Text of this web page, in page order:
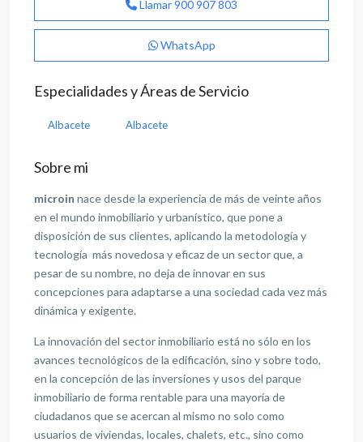
Llamar900 907 803
WhatsApp
Especialidades y Áreas de Servicio
Albacete Albacete
Sobre mi
microin nace desde la experiencia de más de veinte años
en el mundo inmobiliario y urbanístico, que pone a
disposición de sus clientes, aplicando la metodología y
tecnología más novedosa y eficaz de un sector que, a
pesar de su nombre, no deja de innovar en sus
concepciones para adaptarse a una sociedad cada vez más
dinámica y exigente.
La innovación del sector inmobiliario está no sólo en los
avances tecnológicos de la edificación, sino y sobre todo,
en la concepción de las inversiones y usos del parque
inmobiliario de forma rentable para una mayoría de
ciudadanos que se acercan al mismo no solo como
usuarios de viviendas, locales, chalets, etc., sino como